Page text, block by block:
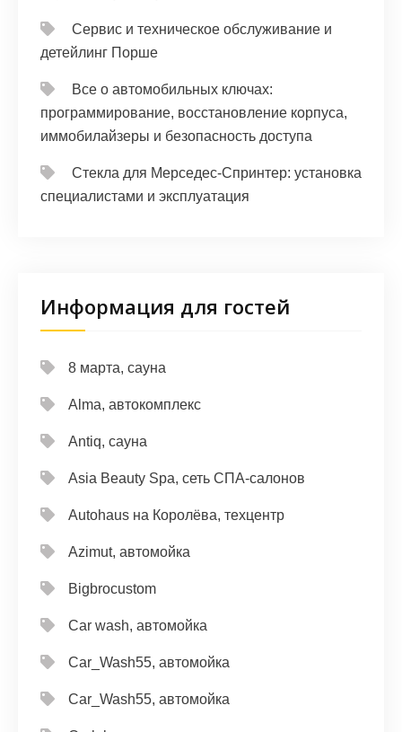
Сервис и техническое обслуживание и
детейлинг Порше
Все о автомобильных ключах:
программирование, восстановление корпуса,
иммобилайзеры и безопасность доступа
Стекла для Мерседес-Спринтер: установка
специалистами и эксплуатация
Информация для гостей
8 марта, сауна
Alma, автокомплекс
Antiq, сауна
Asia Beauty Spa, сеть СПА-салонов
Autohaus на Королёва, техцентр
Azimut, автомойка
Bigbrocustom
Car wash, автомойка
Car_Wash55, автомойка
Car_Wash55, автомойка